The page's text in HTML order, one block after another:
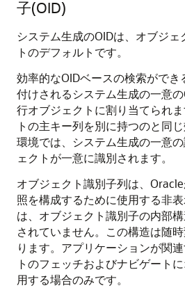
子(OID)
システム生成のOIDは、オブジ
トのデフォルトです。
効率的なOIDベースの検索ができ
付けされるシステム生成の一意
行オブジェクトに割り当てられ
トの主キー列を別に持つのと同
環境では、システム生成の一意
ェクトが一意に識別されます。
オブジェクト識別子列は、
照を構成するために使用する非
は、オブジェクト識別子の内部
されていません。この構造は随
ります。アプリケーションが関
トのフェッチおよびナビゲート
用する場合のみです。